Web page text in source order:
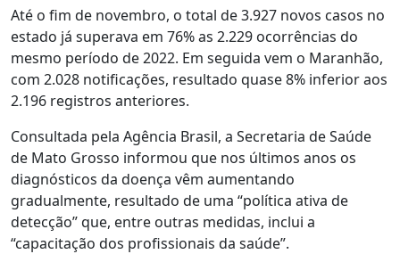
Até o fim de novembro, o total de 3.927 novos casos no
estado já superava em 76% as 2.229 ocorrências do
mesmo período de 2022. Em seguida vem o Maranhão,
com 2.028 notificações, resultado quase 8% inferior aos
2.196 registros anteriores.
Consultada pela Agência Brasil, a Secretaria de Saúde
de Mato Grosso informou que nos últimos anos os
diagnósticos da doença vêm aumentando
gradualmente, resultado de uma “política ativa de
detecção” que, entre outras medidas, inclui a
“capacitação dos profissionais da saúde”.